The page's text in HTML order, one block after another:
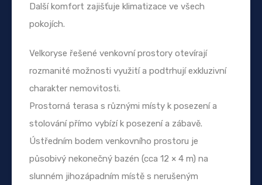
Další komfort zajišťuje klimatizace ve všech
pokojích.
Velkoryse řešené venkovní prostory otevírají
rozmanité možnosti využití a podtrhují exkluzivní
charakter nemovitosti.
Prostorná terasa s různými místy k posezení a
stolování přímo vybízí k posezení a zábavě.
Ústředním bodem venkovního prostoru je
působivý nekonečný bazén (cca 12 × 4 m) na
slunném jihozápadním místě s nerušeným